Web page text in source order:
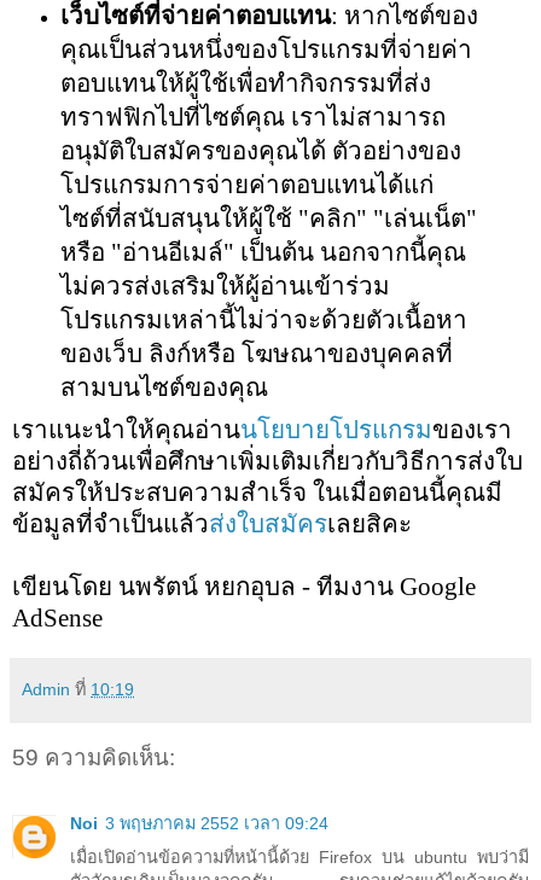
เว็บไซต์ที่จ่ายค่าตอบแทน: หากไซต์ของ
คุณเป็นส่วนหนึ่งของโปรแกรมที่จ่ายค่า
ตอบแทนให้ผู้ใช้เพื่อทำกิจกรรมที่ส่ง
ทราฟฟิกไปที่ไซต์คุณ เราไม่สามารถ
อนุมัติใบสมัครของคุณได้ ตัวอย่างของ
โปรแกรมการจ่ายค่าตอบแทนได้แก่
ไซต์ที่สนับสนุนให้ผู้ใช้ "คลิก" "เล่นเน็ต"
หรือ "อ่านอีเมล์" เป็นต้น นอกจากนี้คุณ
ไม่ควรส่งเสริมให้ผู้อ่านเข้าร่วม
โปรแกรมเหล่านี้ไม่ว่าจะด้วยตัวเนื้อหา
ของเว็บ ลิงก์หรือ โฆษณาของบุคคลที่
สามบนไซต์ของคุณ
เราแนะนำให้คุณอ่านนโยบายโปรแกรมของเรา
อย่างถี่ถ้วนเพื่อศึกษาเพิ่มเติมเกี่ยวกับวิธีการส่งใบ
สมัครให้ประสบความสำเร็จ ในเมื่อตอนนี้คุณมี
ข้อมูลที่จำเป็นแล้วส่งใบสมัครเลยสิคะ
เขียนโดย นพรัตน์ หยกอุบล - ทีมงาน Google
AdSense
Admin ที่ 10:19
59 ความคิดเห็น:
Noi 3 พฤษภาคม 2552 เวลา 09:24
เมื่อเปิดอ่านข้อความที่หน้านี้ด้วย Firefox บน ubuntu พบว่ามี